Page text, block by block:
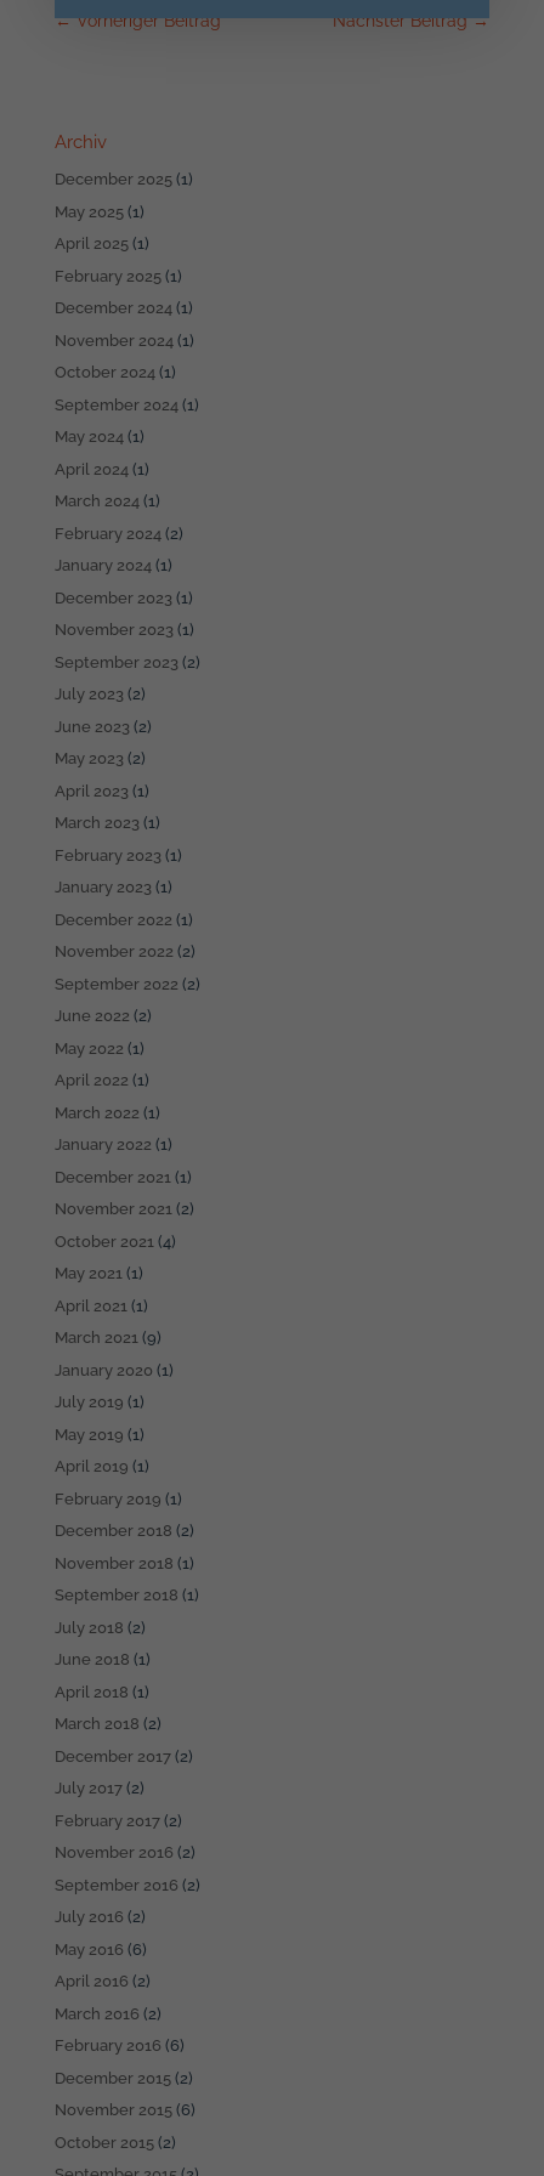
←Vorheriger Beitrag Nächster Beitrag→
Archiv
December 2025(1)
May 2025(1)
April 2025(1)
February 2025(1)
December 2024(1)
November 2024 (1)
October 2024(1)
September 2024 (1)
May 2024(1)
April 2024 (1)
March 2024(1)
February 2024 (2)
January 2024(1)
December 2023 (1)
November 2023(1)
September 2023 (2)
July 2023(2)
June 2023 (2)
May 2023(2)
April 2023 (1)
March 2023(1)
February 2023 (1)
January 2023(1)
December 2022 (1)
November 2022 (2)
September 2022 (2)
June 2022 (2)
May 2022 (1)
April 2022 (1)
March 2022 (1)
January 2022 (1)
December 2021 (1)
November 2021(2)
October 2021 (4)
May 2021(1)
April 2021 (1)
March 2021(9)
January 2020 (1)
July 2019 (1)
May 2019 (1)
April 2019 (1)
February 2019 (1)
December 2018 (2)
November 2018 (1)
September 2018 (1)
July 2018 (2)
June 2018 (1)
April 2018 (1)
March 2018 (2)
December 2017(2)
July 2017(2)
February 2017(2)
November 2016 (2)
September 2016 (2)
July 2016 (2)
May 2016 (6)
April 2016 (2)
March 2016 (2)
February 2016 (6)
December 2015(2)
November 2015(6)
October 2015(2)